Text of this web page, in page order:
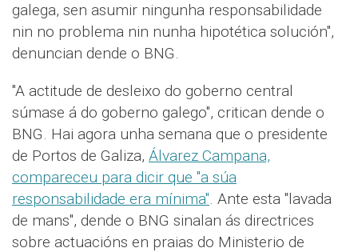
galega, sen asumir ningunha responsabilidade
nin no problema nin nunha hipotética solución",
denuncian dende o BNG.
"A actitude de desleixo do goberno central
súmase á do goberno galego", critican dende o
BNG. Hai agora unha semana que o presidente
de Portos de Galiza, Álvarez Campana,
compareceu para dicir que "a súa
responsabilidade era mínima". Ante esta "lavada
de mans", dende o BNG sinalan ás directrices
sobre actuacións en praias do Ministerio de